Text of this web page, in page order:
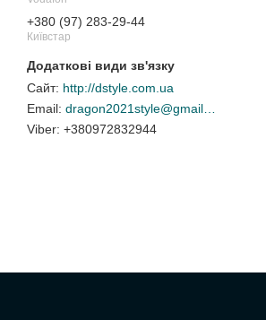
+380 (97) 283-29-44
Київстар
http://dstyle.com.ua
+380972832944